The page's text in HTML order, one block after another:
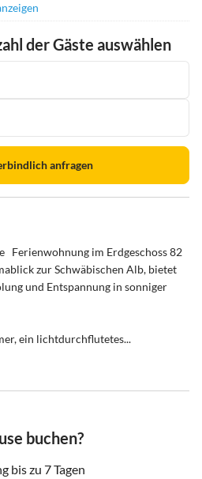
der Gäste auswählen
anfragen
Ferienwohnung im Erdgeschoss 82
zur Schwäbischen Alb, bietet
und Entspannung in sonniger
ein lichtdurchflutetes...
buchen?
bis zu 7 Tagen